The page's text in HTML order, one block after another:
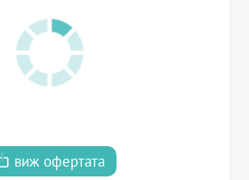
виж офертата